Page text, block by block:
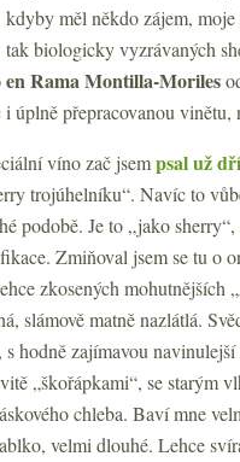
kdyby měl někdo zájem,
tak biologicky vyzrávaných
RamaMontilla-Moriles
úplně přepracovanou vinětu,
víno zač jsempsal už
trojúhelníku“. Navíc to
podobě. Je to „jako
Zmiňoval jsem se tu o
zkosených mohutnějších
slámově matně nazlátlá.
hodně zajímavou
„škořápkami“, se starým
chleba. Baví mne
velmi dlouhé. Lehce